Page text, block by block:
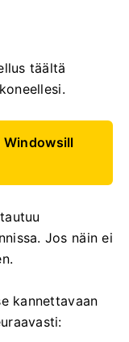
täältä
Windowsill
Jos näin ei
kannettavaan